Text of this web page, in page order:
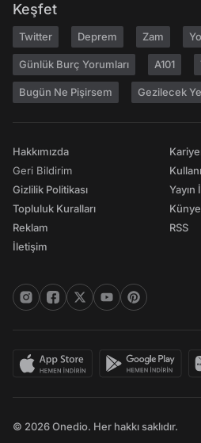
Keşfet
Twitter Deprem Zam
Günlük Burç Yorumları A101
Bugün Ne Pişirsem Gezilecek
Hakkımızda
Geri Bildirim
Gizlilik Politikası
Topluluk Kuralları
Reklam
İletişim
Yayın
Künye
RSS
© 2026 Onedio. Her hakkı saklıdır.